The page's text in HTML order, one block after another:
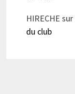
HIRECHE sur
du club